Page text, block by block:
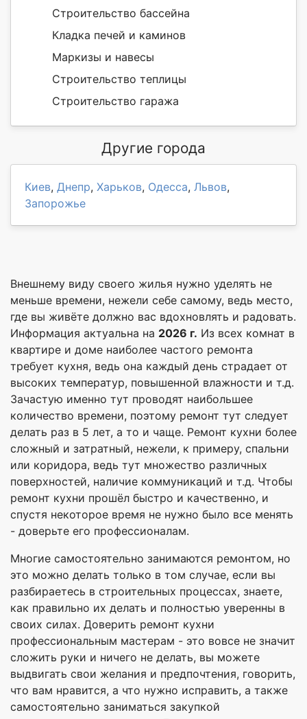
Строительство бассейна
Кладка печей и каминов
Маркизы и навесы
Строительство теплицы
Строительство гаража
Другие города
Киев, Днепр, Харьков, Одесса, Львов,
Запорожье
Внешнему виду своего жилья нужно уделять не
меньше времени, нежели себе самому, ведь место,
где вы живёте должно вас вдохновлять и радовать.
Информация актуальна на 2026 г. Из всех комнат в
квартире и доме наиболее частого ремонта
требует кухня, ведь она каждый день страдает от
высоких температур, повышенной влажности и т.д.
Зачастую именно тут проводят наибольшее
количество времени, поэтому ремонт тут следует
делать раз в 5 лет, а то и чаще. Ремонт кухни более
сложный и затратный, нежели, к примеру, спальни
или коридора, ведь тут множество различных
поверхностей, наличие коммуникаций и т.д. Чтобы
ремонт кухни прошёл быстро и качественно, и
спустя некоторое время не нужно было все менять
- доверьте его профессионалам.
Многие самостоятельно занимаются ремонтом, но
это можно делать только в том случае, если вы
разбираетесь в строительных процессах, знаете,
как правильно их делать и полностью уверенны в
своих силах. Доверить ремонт кухни
профессиональным мастерам - это вовсе не значит
сложить руки и ничего не делать, вы можете
выдвигать свои желания и предпочтения, говорить,
что вам нравится, а что нужно исправить, а также
самостоятельно заниматься закупкой